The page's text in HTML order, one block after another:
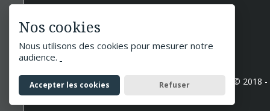
Claris Image Builder
Tous droits réservés © 2018 -
Informations légales
Nos cookies
Nous utilisons des cookies pour mesurer notre
audience.
Accepter les cookies Refuser